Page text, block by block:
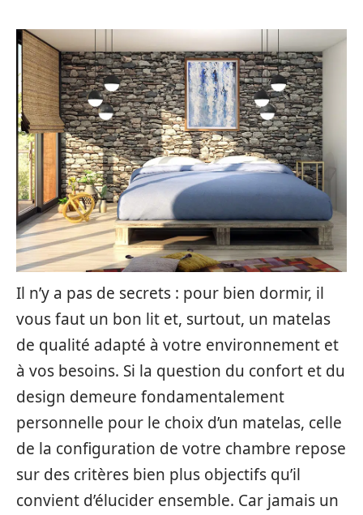
Il n’y a pas de secrets : pour bien dormir, il
vous faut un bon lit et, surtout, un matelas
de qualité adapté à votre environnement et
à vos besoins. Si la question du confort et du
design demeure fondamentalement
personnelle pour le choix d’un matelas, celle
de la configuration de votre chambre repose
sur des critères bien plus objectifs qu’il
convient d’élucider ensemble. Car jamais un